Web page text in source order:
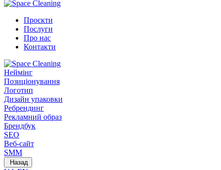
Проєкти
Послуги
Про нас
Контакти
Неймінг
Позиціонування
Логотип
Дизайн упаковки
Ребрендинг
Рекламний образ
Брендбук
SEO
Веб-сайт
SMM
Назад